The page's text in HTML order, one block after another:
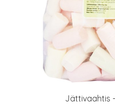
Jättivaahtis